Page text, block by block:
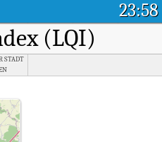
23:58
(LQI)
STADT